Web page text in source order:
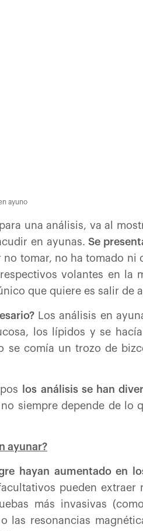
ayuno
una análisis, va al
en ayunas. Se
no tomar, no ha tomado ni
volantes en la
que quiere es salir de
Los análisis en
los lípidos y se
se comía un trozo de
los análisis se han
siempre depende de lo
ayunar?
hayan aumentado en
pueden extraer
más invasivas
las resonancias